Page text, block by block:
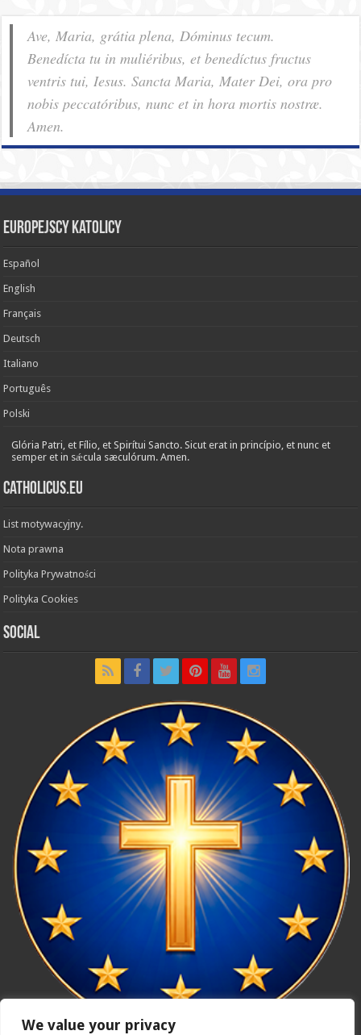
We value your privacy
Ave, Maria, grátia plena, Dóminus tecum.
Benedícta tu in muliéribus, et benedíctus fructus
ventris tui, Iesus. Sancta Maria, Mater Dei, ora pro
nobis pec­ca­tóribus, nunc et in hora mortis nostræ.
Amen.
Europejscy katolicy
Español
English
Français
Deutsch
Italiano
Português
Polski
Glória Patri, et Fílio, et Spirítui Sancto. Sicut erat in princípio, et nunc et
semper et in sǽcula sæculórum. Amen.
Catholicus.eu
List motywacyjny.
Nota prawna
Polityka Prywatności
Polityka Cookies
Social